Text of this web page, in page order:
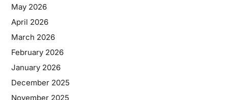
May 2026
April 2026
March 2026
February 2026
January 2026
December 2025
November 2025